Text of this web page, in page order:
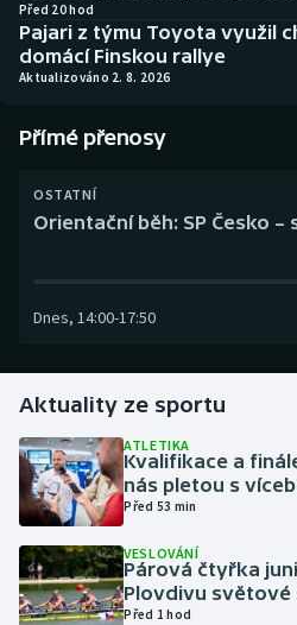
Biatlon
Boby a skeleton
Box
Curling
Golf
Gymnastika
Házená
Jezdectví
Aplikace ČT sport
AZ kvíz
Před 20 hod
Pajari z týmu Toyota využil
domácí Finskou rallye
Aktualizováno 2. 8. 2026
Přímé přenosy
OSTATNÍ
Orientační běh: SP Česko
Dnes, 14:00-17:50
Aktuality ze sportu
ATLETIKA
Kvalifikace a
nás pletou s
Před 53 min
VESLOVÁNÍ
Párová čtyřka
Plovdivu světové
Před 1 hod